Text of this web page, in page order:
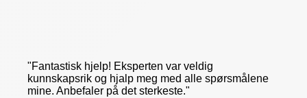
"Fantastisk hjelp! Eksperten var veldig
kunnskapsrik og hjalp meg med alle spørsmålene
mine. Anbefaler på det sterkeste."